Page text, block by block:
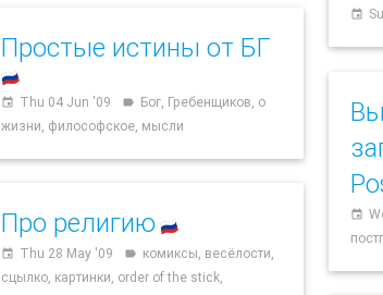
event
Простые истины от БГ
🇷🇺
event Thu 04 Jun '09 label Бог, Гребенщиков, о
жизни, философское, мысли
event
Про религию 🇷🇺
event Thu 28 May '09 label комиксы, весёлости,
сцылко, картинки, order of the stick,